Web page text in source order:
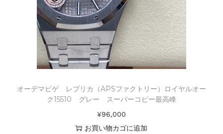
オーデマピゲ レプリカ（APSファクトリー）ロイヤルオー
ク15510 グレー スーパーコピー最高峰
¥96,000
お買い物カゴに追加